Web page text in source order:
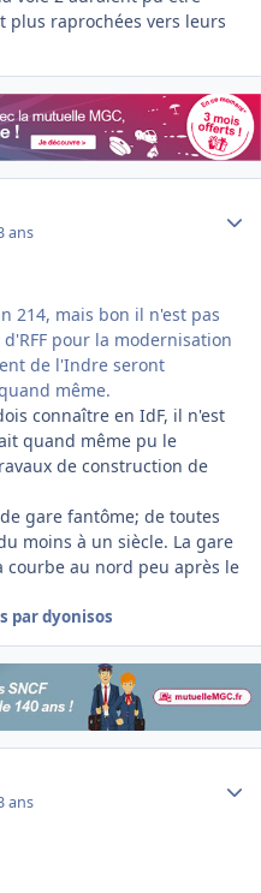
plus raprochées vers leurs
ans
214, mais bon il n'est pas
pour la modernisation
de l'Indre seront
même.
connaître en IdF, il n'est
quand même pu le
de construction de
gare fantôme; de toutes
moins à un siècle. La gare
courbe au nord peu après le
par dyonisos
ans